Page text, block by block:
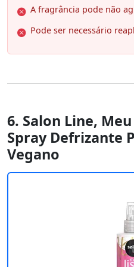
A fragrância pode não
Pode ser necessário
6. Salon Line,
Spray Defrizante
Vegano